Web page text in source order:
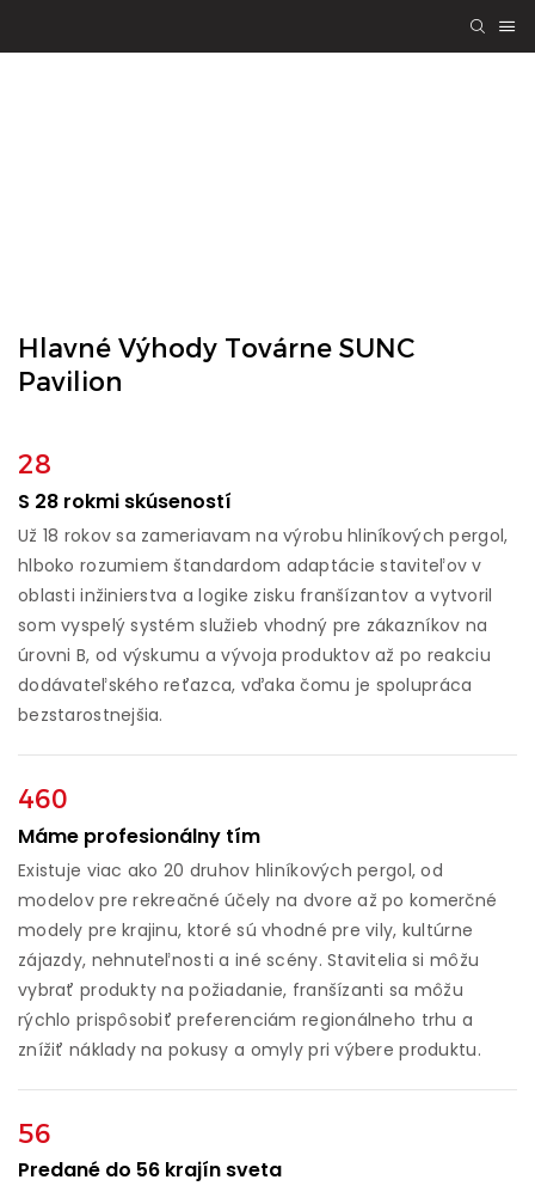
Hlavné Výhody Továrne SUNC
Pavilion
28
S 28 rokmi skúseností
Už 18 rokov sa zameriavam na výrobu hliníkových pergol,
hlboko rozumiem štandardom adaptácie staviteľov v
oblasti inžinierstva a logike zisku franšízantov a vytvoril
som vyspelý systém služieb vhodný pre zákazníkov na
úrovni B, od výskumu a vývoja produktov až po reakciu
dodávateľského reťazca, vďaka čomu je spolupráca
bezstarostnejšia.
460
Máme profesionálny tím
Existuje viac ako 20 druhov hliníkových pergol, od
modelov pre rekreačné účely na dvore až po komerčné
modely pre krajinu, ktoré sú vhodné pre vily, kultúrne
zájazdy, nehnuteľnosti a iné scény. Stavitelia si môžu
vybrať produkty na požiadanie, franšízanti sa môžu
rýchlo prispôsobiť preferenciám regionálneho trhu a
znížiť náklady na pokusy a omyly pri výbere produktu.
56
Predané do 56 krajín sveta